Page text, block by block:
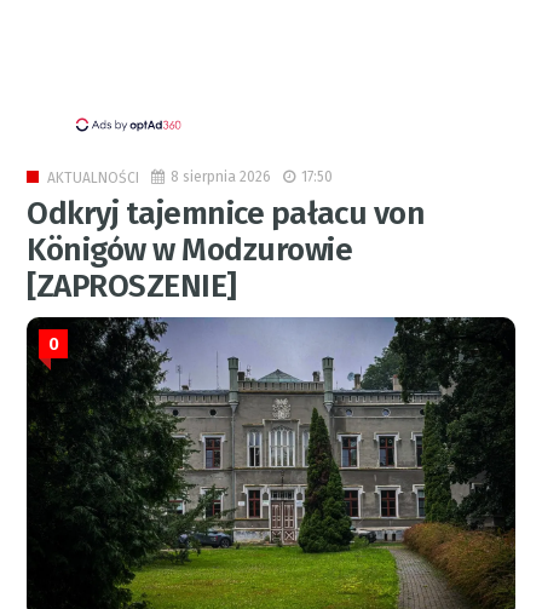
AKTUALNOŚCI 8 sierpnia 2026 17:50
Odkryj tajemnice pałacu von
Königów w Modzurowie
[ZAPROSZENIE]
0